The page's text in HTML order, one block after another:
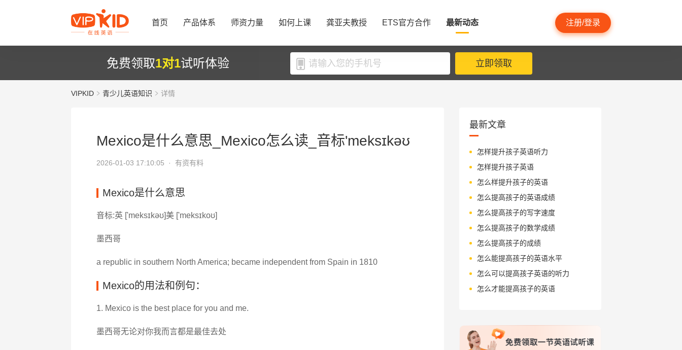
首页 产品体系 师资力量 如何上课 龚亚夫教授 ETS官方合作 最新动态 注册/登录
免费领取1对1试听体验 立即领取
VIPKID 青少儿英语知识 详情
Mexico是什么意思_Mexico怎么读_音标'meksɪkəʊ
2026-01-03 17:10:05 · 有资有料
Mexico是什么意思
音标:英 ['meksɪkəʊ]美 ['meksɪkoʊ]
墨西哥
a republic in southern North America; became independent from Spain in 1810
Mexico的用法和例句：
1. Mexico is the best place for you and me.
墨西哥无论对你我而言都是最佳去处
最新文章
怎样提升孩子英语听力
怎样提升孩子英语
怎么样提升孩子的英语
怎么提高孩子的英语成绩
怎么提高孩子的写字速度
怎么提高孩子的数学成绩
怎么提高孩子的成绩
怎么能提高孩子的英语水平
怎么可以提高孩子英语的听力
怎么才能提高孩子的英语